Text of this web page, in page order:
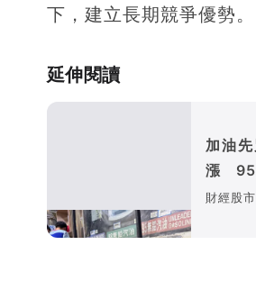
下，建立長期競爭優勢。
延伸閱讀
加油
漲 95
財經股市